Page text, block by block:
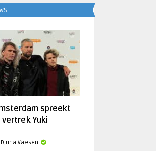
spreekt
Yuki
Djuna Vaesen